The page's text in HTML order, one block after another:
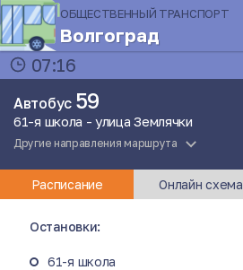
ОБЩЕСТВЕННЫЙ ТРАНСПОРТ
Волгоград
07:16
Автобус 59
61-я школа - улица Землячки
Другие направления маршрута
Расписание Онлайн схема
Остановки:
61-я школа